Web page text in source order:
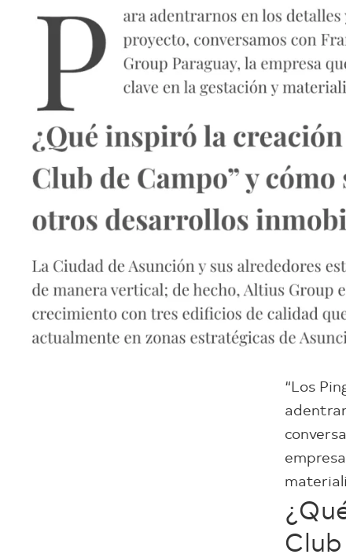
“Los